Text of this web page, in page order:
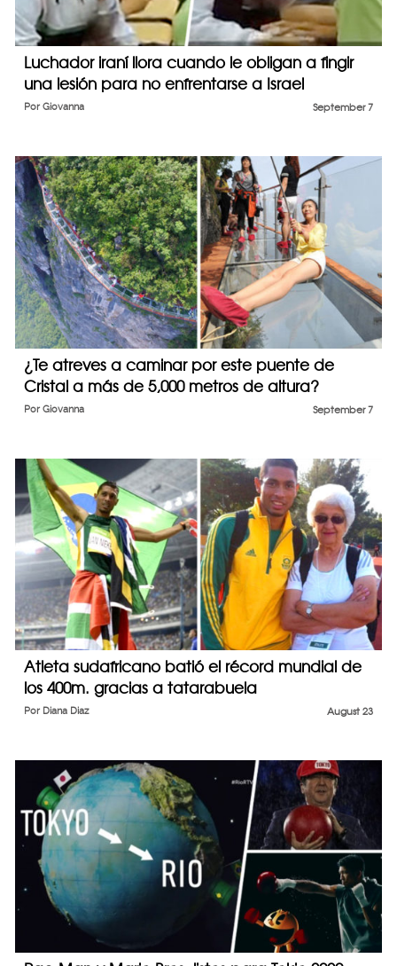
Luchador iraní llora cuando le obligan a fingir
una lesión para no enfrentarse a Israel
September 7
Por Giovanna
¿Te atreves a caminar por este puente de
Cristal a más de 5,000 metros de altura?
September 7
Por Giovanna
Atleta sudafricano batió el récord mundial de
los 400m. gracias a tatarabuela
August 23
Por Diana Diaz